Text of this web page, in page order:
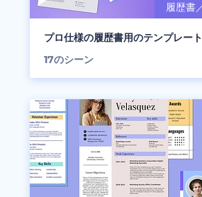
プロ仕様の履歴書用のテンプレート
17のシーン